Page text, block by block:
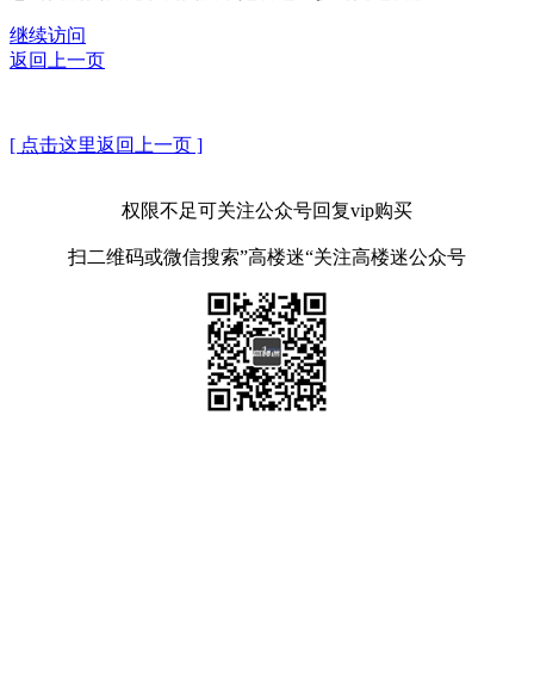
继续访问
返回上一页
[ 点击这里返回上一页 ]
权限不足可关注公众号回复vip购买
扫二维码或微信搜索”高楼迷“关注高楼迷公众号